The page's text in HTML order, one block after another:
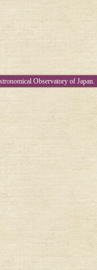
Observatory of Japan.